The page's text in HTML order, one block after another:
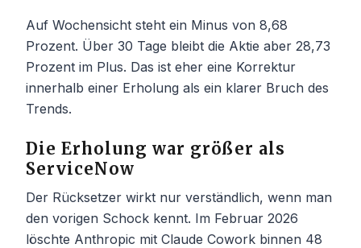
Auf Wochensicht steht ein Minus von 8,68
Prozent. Über 30 Tage bleibt die Aktie aber 28,73
Prozent im Plus. Das ist eher eine Korrektur
innerhalb einer Erholung als ein klarer Bruch des
Trends.
Die Erholung war größer als
ServiceNow
Der Rücksetzer wirkt nur verständlich, wenn man
den vorigen Schock kennt. Im Februar 2026
löschte Anthropic mit Claude Cowork binnen 48